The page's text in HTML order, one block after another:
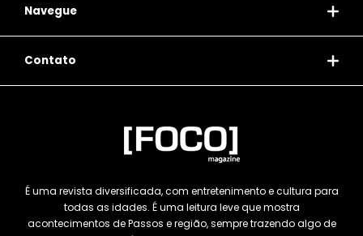
Navegue
Contato
É uma revista diversificada, com entretenimento e cultura para
todas as idades. É uma leitura leve que mostra
acontecimentos de Passos e região, sempre trazendo algo de